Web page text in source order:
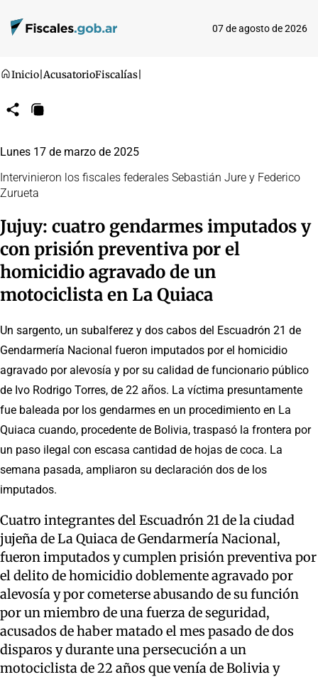
07 de agosto de 2026
Inicio AcusatorioFiscalías
CompartirCopiar
Lunes 17 de marzo de 2025
Intervinieron los fiscales federales Sebastián Jure y Federico
Zurueta
Jujuy: cuatro gendarmes imputados y
con prisión preventiva por el
homicidio agravado de un
motociclista en La Quiaca
Un sargento, un subalferez y dos cabos del Escuadrón 21 de
Gendarmería Nacional fueron imputados por el homicidio
agravado por alevosía y por su calidad de funcionario público
de Ivo Rodrigo Torres, de 22 años. La víctima presuntamente
fue baleada por los gendarmes en un procedimiento en La
Quiaca cuando, procedente de Bolivia, traspasó la frontera por
un paso ilegal con escasa cantidad de hojas de coca. La
semana pasada, ampliaron su declaración dos de los
imputados.
Cuatro integrantes del Escuadrón 21 de la ciudad
jujeña de La Quiaca de Gendarmería Nacional,
fueron imputados y cumplen prisión preventiva por
el delito de homicidio doblemente agravado por
alevosía y por cometerse abusando de su función
por un miembro de una fuerza de seguridad,
acusados de haber matado el mes pasado de dos
disparos y durante una persecución a un
motociclista de 22 años que venía de Bolivia y